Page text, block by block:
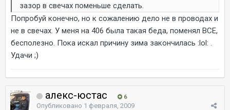
зазор в свечах поменьше сделать.
Попробуй конечно, но к сожалению дело не в проводах и
не в свечах. У меня на 406 была такая беда, поменял ВСЕ,
бесполезно. Пока искал причину зима закончилась :lol: .
Удачи ;)
алекс-юстас 6
Опубликовано 1 февраля, 2009